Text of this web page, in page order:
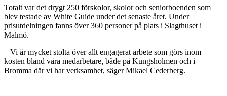
Totalt var det drygt 250 förskolor, skolor och seniorboenden som
blev testade av White Guide under det senaste året. Under
prisutdelningen fanns över 360 personer på plats i Slagthuset i
Malmö.
– Vi är mycket stolta över allt engagerat arbete som görs inom
kosten bland våra medarbetare, både på Kungsholmen och i
Bromma där vi har verksamhet, säger Mikael Cederberg.